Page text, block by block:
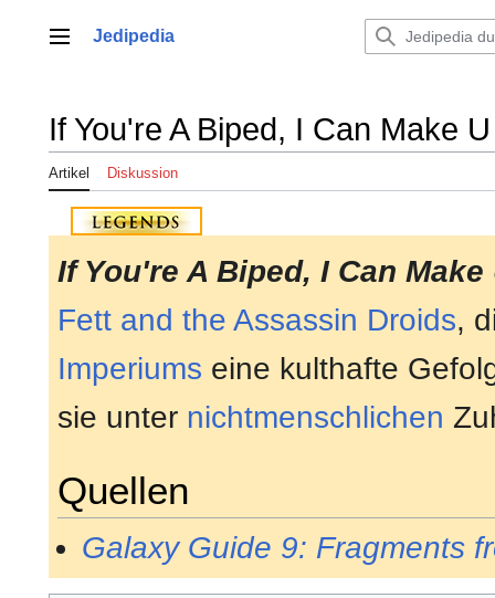
springenHauptmenü
Jedipedia
If You're A Biped, I Can Make
Artikel Diskussion
If You're A Biped, I Can Make
Fett and the Assassin Droids,
Imperiums eine kulthafte
sie unter nichtmenschlichen
Quellen
Galaxy Guide 9: Fragments